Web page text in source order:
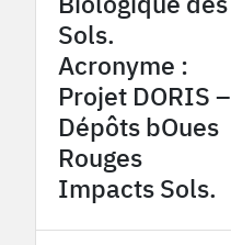
Sols.
Acronyme :
Projet DORIS –
Dépôts bOues
Rouges
Impacts Sols.